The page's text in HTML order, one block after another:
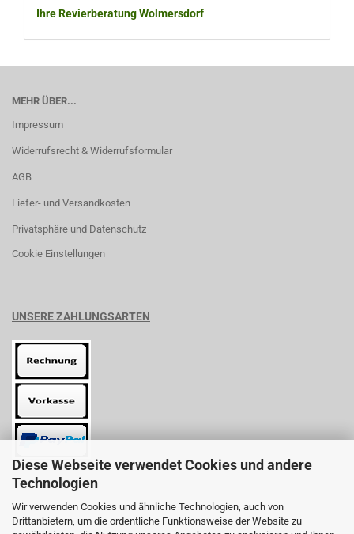
Diese Webseite verwendet Cookies und andere
Technologien
Wir verwenden Cookies und ähnliche Technologien, auch von
Drittanbietern, um die ordentliche Funktionsweise der Website zu
Ihre Revierberatung Wolmersdorf
MEHR ÜBER...
Impressum
Widerrufsrecht & Widerrufsformular
AGB
Liefer- und Versandkosten
Privatsphäre und Datenschutz
Cookie Einstellungen
UNSERE ZAHLUNGSARTEN